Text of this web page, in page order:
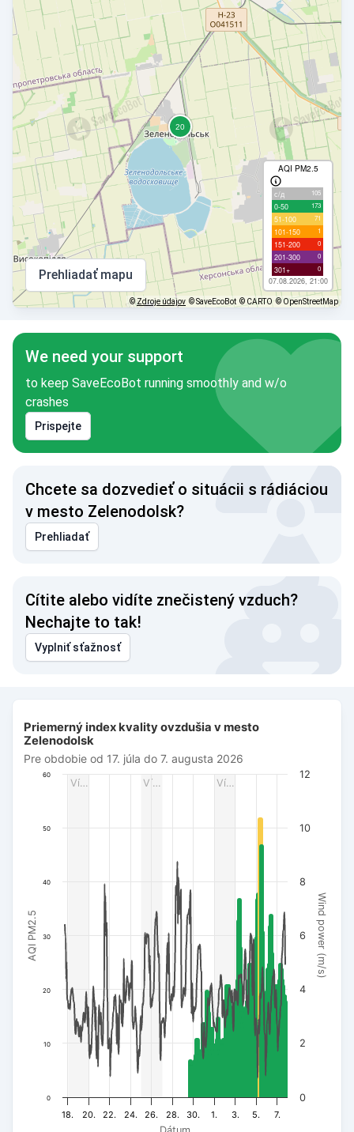
AQI PM2.5
с/д 105
0-50 173
51-100 71
101-150 1
151-200 0
201-300 0
301+ 0
07.08.2026, 21:00
Prehliadať mapu
©Zdroje údajov © SaveEcoBot © CARTO © OpenStreetMap
We need your support
to keep SaveEcoBot running smoothly and w/o
crashes
Prispejte
Chcete sa dozvedieť o situácii s rádiáciou
v mesto Zelenodolsk?
Prehliadať
Cítite alebo vidíte znečistený vzduch?
Nechajte to tak!
Vyplniť sťažnosť
Combination chart with 3 data series.
Pre obdobie od 17. júla do 7. augusta 2026
The chart has 1 X axis displaying Dátum. Data ranges from
The chart has 3 Y axes displaying AQI PM2.5, Wind power
Ví…
Ví…
Ví…
AQI PM2.5 Wind power (m/s)
Priemerný index kvality ovzdušia v mesto
Zelenodolsk
Pre obdobie od 17. júla do 7. augusta 2026
18. 20. 22. 24. 26. 28. 30. 1. 3. 5. 7.
0
10
20
30
40
50
60
0
2
4
6
8
10
12